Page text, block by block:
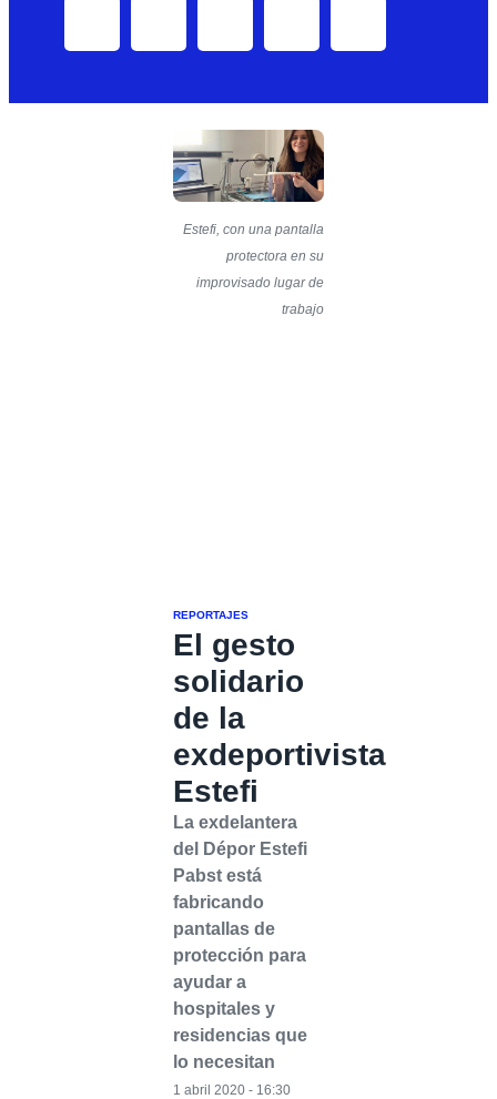
Estefi, con una pantalla
protectora en su
improvisado lugar de
trabajo
REPORTAJES
El gesto
solidario
de la
exdeportivista
Estefi
La exdelantera
del Dépor Estefi
Pabst está
fabricando
pantallas de
protección para
ayudar a
hospitales y
residencias que
lo necesitan
1 abril 2020 - 16:30